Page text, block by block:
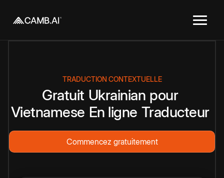
TRADUCTION CONTEXTUELLE
Gratuit Ukrainian pour
Vietnamese En ligne Traducteur
Commencez gratuitement